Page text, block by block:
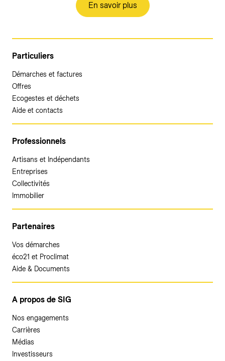
En savoir plus
Particuliers
Démarches et factures
Offres
Ecogestes et déchets
Aide et contacts
Professionnels
Artisans et Indépendants
Entreprises
Collectivités
Immobilier
Partenaires
Vos démarches
éco21 et Proclimat
Aide & Documents
A propos de SIG
Nos engagements
Carrières
Médias
Investisseurs